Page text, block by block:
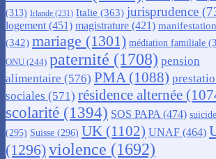
(313) Irlande (231) Italie (363) jurisprudence
logement (451) magistrature (421) manifestation
(342) mariage (1301) médiation familiale
ONU (244) paternité (1708) pension
alimentaire (576) PMA(1088)
sociales (571) résidence alternée
scolarité (1394) SOS PAPA(474) suicide
(295) Suisse (296) UK (1102) UNAF (464)
(1296)violence (1692)